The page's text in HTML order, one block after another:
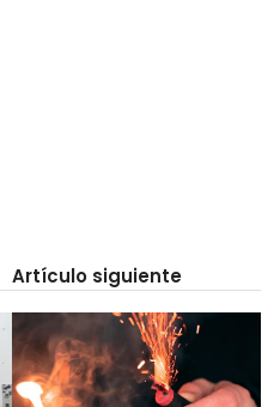
Artículo siguiente